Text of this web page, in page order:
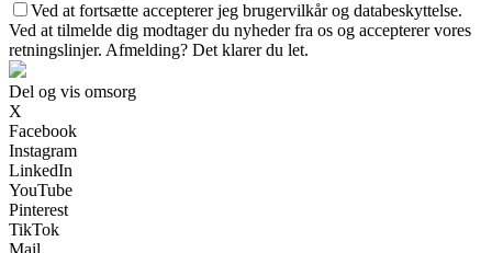
Ved at fortsætte accepterer jeg brugervilkår og databeskyttelse.
Ved at tilmelde dig modtager du nyheder fra os og accepterer vores
retningslinjer. Afmelding? Det klarer du let.
Del og vis omsorg
X
Facebook
Instagram
LinkedIn
YouTube
Pinterest
TikTok